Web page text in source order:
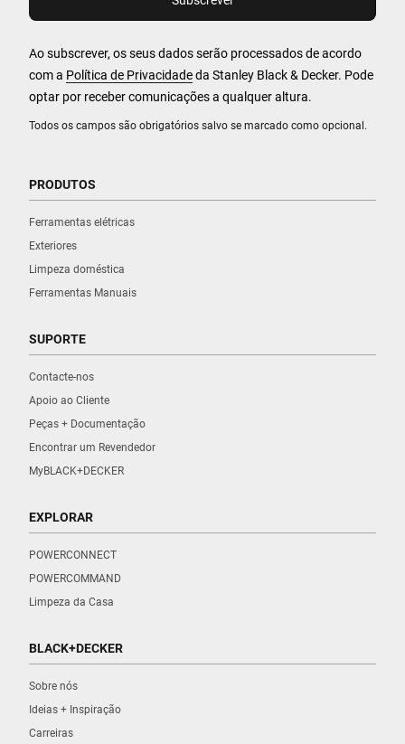
Todos os campos são obrigatórios salvo se marcado como opcional.
Ao subscrever, os seus dados serão processados de acordo
com a Política de Privacidadeda Stanley Black & Decker. Pode
optar por receber comunicações a qualquer altura.
PRODUTOS
Ferramentas elétricas
Exteriores
Limpeza doméstica
Ferramentas Manuais
SUPORTE
Contacte-nos
Apoio ao Cliente
Peças + Documentação
Encontrar um Revendedor
MyBLACK+DECKER
EXPLORAR
POWERCONNECT
POWERCOMMAND
Limpeza da Casa
BLACK+DECKER
Sobre nós
Ideias + Inspiração
Carreiras